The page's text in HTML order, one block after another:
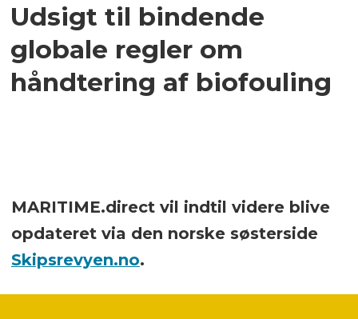
Udsigt til bindende
globale regler om
håndtering af biofouling
MARITIME.direct vil indtil videre blive
opdateret via den norske søsterside
Skipsrevyen.no.